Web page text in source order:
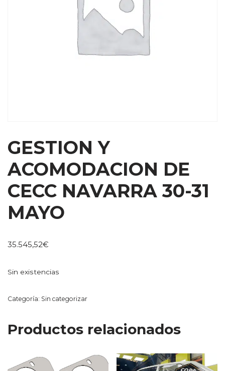
GESTION Y
ACOMODACION DE
CECC NAVARRA 30-31
MAYO
35.545,52€
Sin existencias
Categoría: Sin categorizar
Productos relacionados